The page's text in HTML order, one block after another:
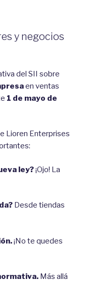
y negocios
del SII sobre
en ventas
1 de mayo de
Lioren Enterprises
ley?¡Ojo! La
Desde tiendas
¡No te quedes
Más allá